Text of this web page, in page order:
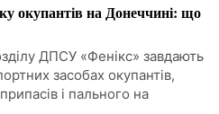
окупантів на Донеччині: що
ДПСУ «Фенікс» завдають
засобах окупантів,
і пального на